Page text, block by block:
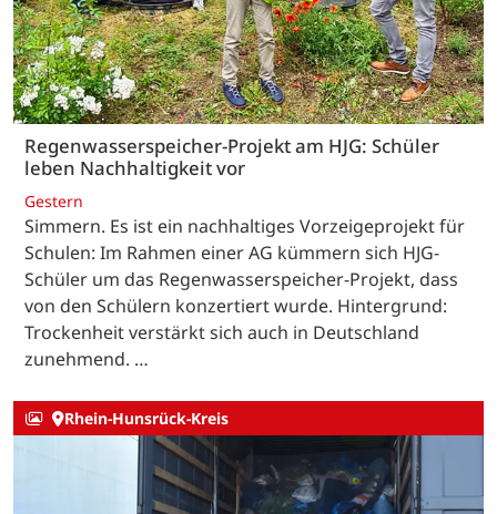
Regenwasserspeicher-Projekt am HJG: Schüler
leben Nachhaltigkeit vor
Gestern
Simmern. Es ist ein nachhaltiges Vorzeigeprojekt für
Schulen: Im Rahmen einer AG kümmern sich HJG-
Schüler um das Regenwasserspeicher-Projekt, dass
von den Schülern konzertiert wurde. Hintergrund:
Trockenheit verstärkt sich auch in Deutschland
zunehmend. …
Rhein-Hunsrück-Kreis